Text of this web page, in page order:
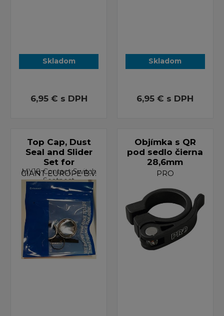
Skladom
6,95 € s DPH
Skladom
6,95 € s DPH
Top Cap, Dust
Seal and Slider
Set for
MY18 Contact Switch
Seatpost
GIANT EUROPE B.V.
Objímka s QR
pod sedlo čierna
28,6mm
PRO